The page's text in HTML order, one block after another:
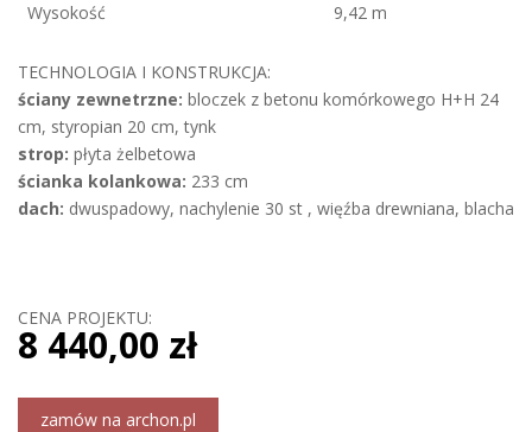
Wysokość 9,42 m
TECHNOLOGIA I KONSTRUKCJA:
ściany zewnetrzne: bloczek z betonu komórkowego H+H 24
cm, styropian 20 cm, tynk
strop: płyta żelbetowa
ścianka kolankowa: 233 cm
dach: dwuspadowy, nachylenie 30 st , więźba drewniana, blacha
CENA PROJEKTU:
8 440,00 zł
zamów na archon.pl